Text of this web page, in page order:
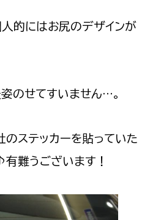
的にはお尻のデザインが
のせてすいません…。
のステッカーを貼っていた
難うございます！